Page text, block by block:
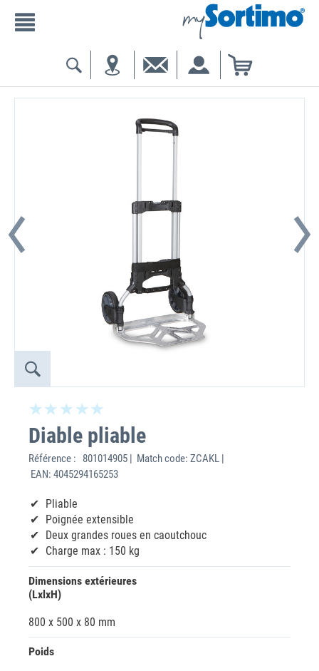
Diable pliable
Référence :
801014905 | Match code: ZCAKL |
EAN: 4045294165253
Pliable
Poignée extensible
Deux grandes roues en caoutchouc
Charge max : 150 kg
Dimensions extérieures
(LxlxH)
800 x 500 x 80 mm
Poids